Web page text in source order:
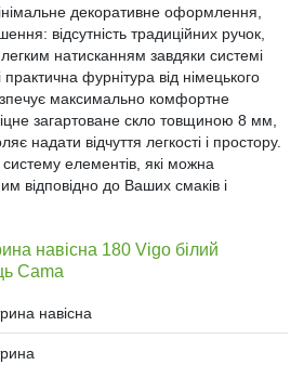
декоративне оформлення,
відсутність традиційних ручок,
натисканням завдяки системі
фурнітура від німецького
максимально комфортне
загартоване скло товщиною 8 мм,
надати відчуття легкості і простору.
елементів, які можна
відповідно до Ваших смаків і
навісна 180 Vigo білий
Cama
навісна